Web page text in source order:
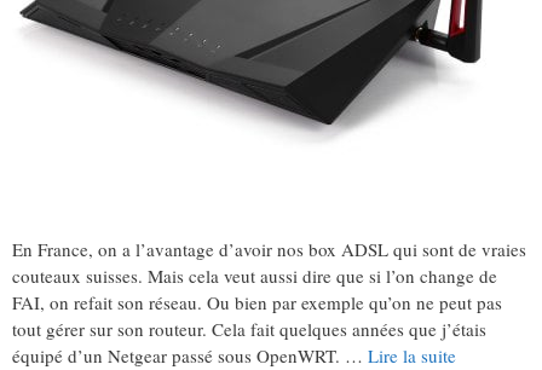
En France, on a l’avantage d’avoir nos box ADSL qui sont de vraies
couteaux suisses. Mais cela veut aussi dire que si l’on change de
FAI, on refait son réseau. Ou bien par exemple qu’on ne peut pas
tout gérer sur son routeur. Cela fait quelques années que j’étais
équipé d’un Netgear passé sous OpenWRT. … Lire la suite